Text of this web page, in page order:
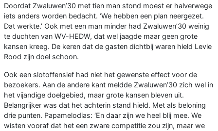
Doordat Zwaluwen’30 met tien man stond moest er halverwege
iets anders worden bedacht. ‘We hebben een plan neergezet.
Dat werkte.’ Ook met een man minder had Zwaluwen’30 weinig
te duchten van WV-HEDW, dat wel jaagde maar geen grote
kansen kreeg. De keren dat de gasten dichtbij waren hield Levie
Rood zijn doel schoon.
Ook een slotoffensief had niet het gewenste effect voor de
bezoekers. Aan de andere kant meldde Zwaluwen’30 zich wel in
het vijandige doelgebied, maar grote kansen bleven uit.
Belangrijker was dat het achterin stand hield. Met als beloning
drie punten. Papamelodias: ‘En daar zijn we heel blij mee. We
wisten vooraf dat het een zware competitie zou zijn, maar we